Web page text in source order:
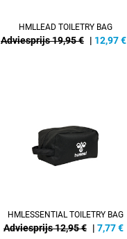
HMLLEAD TOILETRY BAG
Adviesprijs 19,95 € | 12,97€
HMLESSENTIAL TOILETRY BAG
Adviesprijs 12,95 € | 7,77€